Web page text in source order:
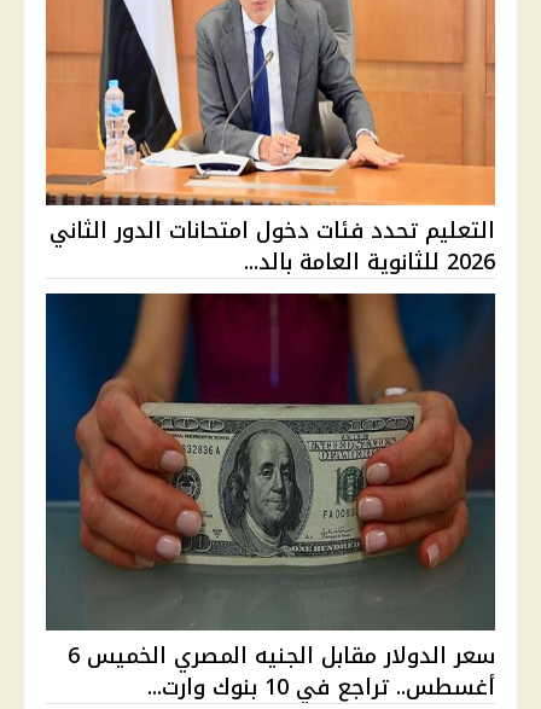
التعليم تحدد فئات دخول امتحانات الدور الثاني
2026 للثانوية العامة بالد...
سعر الدولار مقابل الجنيه المصري الخميس 6
أغسطس.. تراجع في 10 بنوك وارت...